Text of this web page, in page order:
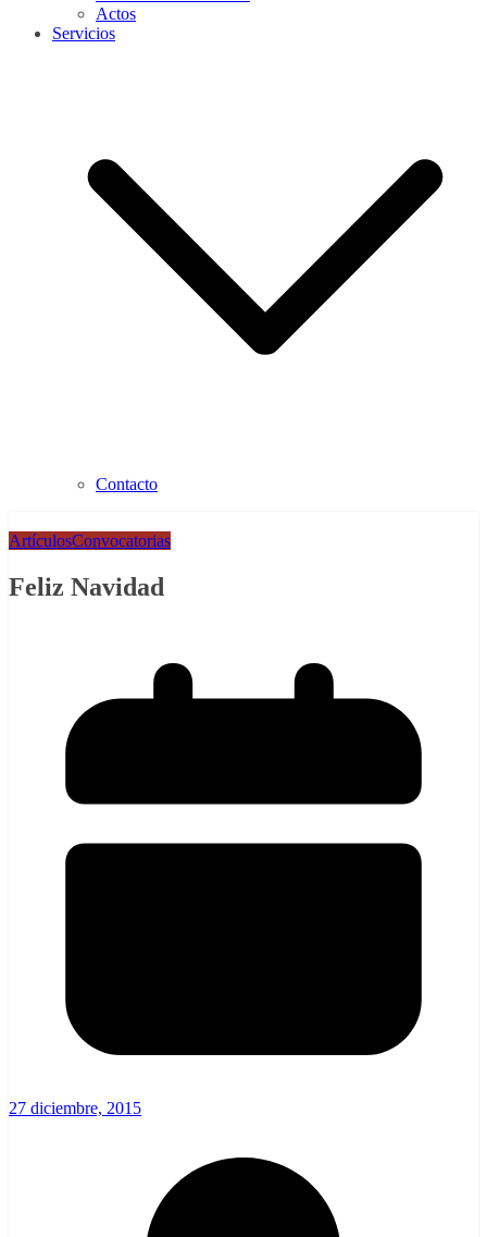
Actos
Servicios
Contacto
ArtículosConvocatorias
Feliz Navidad
27 diciembre, 2015